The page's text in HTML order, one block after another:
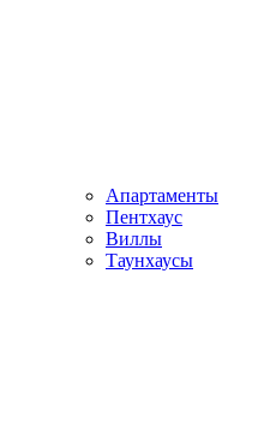
Апартаменты
Пентхаус
Виллы
Таунхаусы